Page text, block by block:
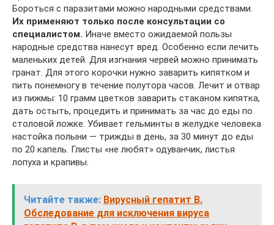
Бороться с паразитами можно народными средствами.
Их применяют только после консультации со
специалистом. Иначе вместо ожидаемой пользы
народные средства нанесут вред. Особенно если лечить
маленьких детей. Для изгнания червей можно принимать
гранат. Для этого корочки нужно заварить кипятком и
пить понемногу в течение полутора часов. Лечит и отвар
из пижмы: 10 грамм цветков заварить стаканом кипятка,
дать остыть, процедить и принимать за час до еды по
столовой ложке. Убивает гельминты в желудке человека
настойка полыни — трижды в день, за 30 минут до еды
по 20 капель. Глисты «не любят» одуванчик, листья
лопуха и крапивы.
Читайте также: Вирусный гепатит В.
Обследование для исключения вируса